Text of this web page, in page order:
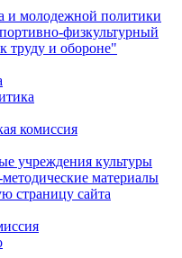
и молодежной политики
физкультурный
труду и обороне"
комиссия
учреждения культуры
материалы
страницу сайта